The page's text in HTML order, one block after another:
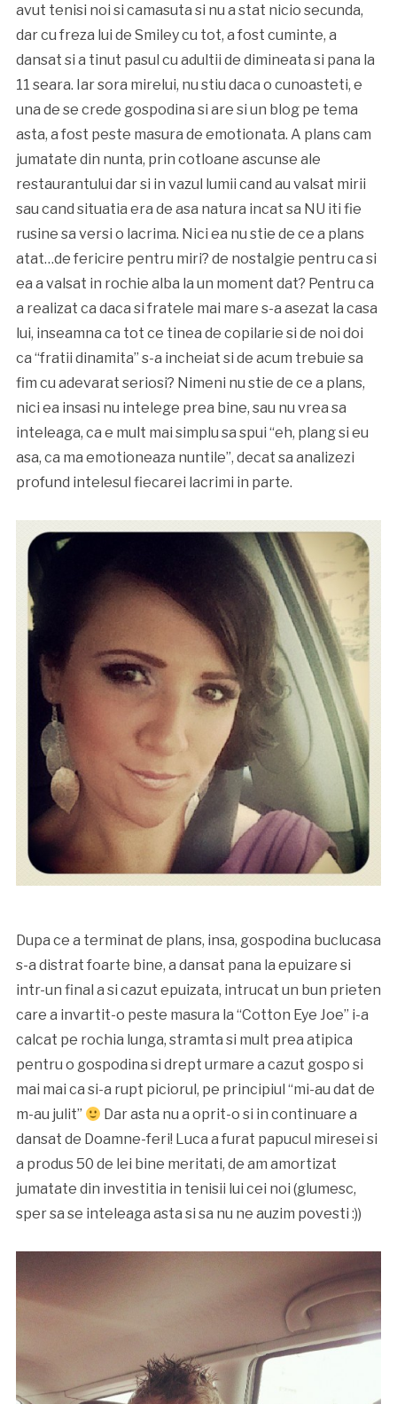
avut tenisi noi si camasuta si nu a stat nicio secunda,
dar cu freza lui de Smiley cu tot, a fost cuminte, a
dansat si a tinut pasul cu adultii de dimineata si pana la
11 seara. Iar sora mirelui, nu stiu daca o cunoasteti, e
una de se crede gospodina si are si un blog pe tema
asta, a fost peste masura de emotionata. A plans cam
jumatate din nunta, prin cotloane ascunse ale
restaurantului dar si in vazul lumii cand au valsat mirii
sau cand situatia era de asa natura incat sa NU iti fie
rusine sa versi o lacrima. Nici ea nu stie de ce a plans
atat…de fericire pentru miri? de nostalgie pentru ca si
ea a valsat in rochie alba la un moment dat? Pentru ca
a realizat ca daca si fratele mai mare s-a asezat la casa
lui, inseamna ca tot ce tinea de copilarie si de noi doi
ca “fratii dinamita” s-a incheiat si de acum trebuie sa
fim cu adevarat seriosi? Nimeni nu stie de ce a plans,
nici ea insasi nu intelege prea bine, sau nu vrea sa
inteleaga, ca e mult mai simplu sa spui “eh, plang si eu
asa, ca ma emotioneaza nuntile”, decat sa analizezi
profund intelesul fiecarei lacrimi in parte.
Dupa ce a terminat de plans, insa, gospodina buclucasa
s-a distrat foarte bine, a dansat pana la epuizare si
intr-un final a si cazut epuizata, intrucat un bun prieten
care a invartit-o peste masura la “Cotton Eye Joe” i-a
calcat pe rochia lunga, stramta si mult prea atipica
pentru o gospodina si drept urmare a cazut gospo si
mai mai ca si-a rupt piciorul, pe principiul “mi-au dat de
m-au julit”
Dar asta nu a oprit-o si in continuare a
dansat de Doamne-feri! Luca a furat papucul miresei si
a produs 50 de lei bine meritati, de am amortizat
jumatate din investitia in tenisii lui cei noi (glumesc,
sper sa se inteleaga asta si sa nu ne auzim povesti :))